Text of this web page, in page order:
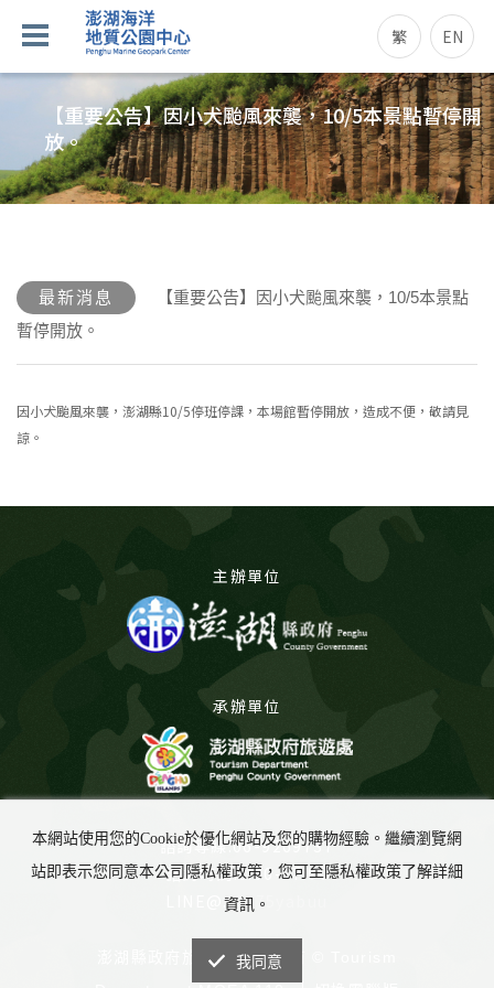
繁 EN
【重要公告】因小犬颱風來襲，10/5本景點暫停開
放。
最新消息
【重要公告】因小犬颱風來襲，10/5本景點
暫停開放。
因小犬颱風來襲，澎湖縣10/5停班停課，本場館暫停開放，造成不便，敬請見
諒。
主辦單位
承辦單位
諮詢專線:06-9269737
諮詢時間:8:00-17:00
LINE@:@675yabuu
澎湖縣政府旅遊處 版權所有 © Tourism
本網站使用您的Cookie於優化網站及您的購物經驗。繼續瀏覽網
站即表示您同意本公司隱私權政策，您可至隱私權政策了解詳細
資訊。
我同意